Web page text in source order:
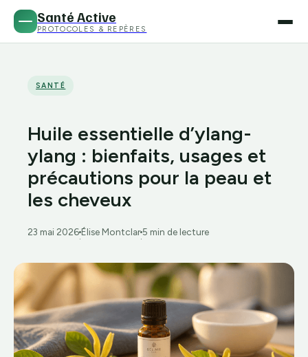
Santé Active
PROTOCOLES & REPÈRES
SANTÉ
Huile essentielle d’ylang-
ylang : bienfaits, usages et
précautions pour la peau et
les cheveux
23 mai 2026
·
Élise Montclar
·
5 min de lecture